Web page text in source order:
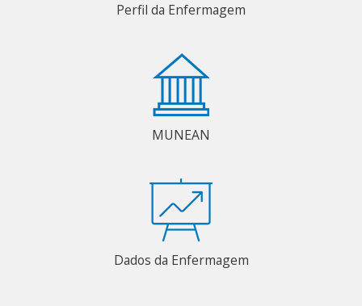
Perfil da Enfermagem
MUNEAN
Dados da Enfermagem